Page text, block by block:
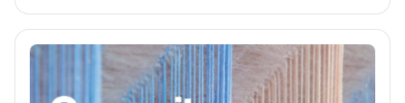
tartaléklistás pályázók névsora megtekinthető a
csatolmányban